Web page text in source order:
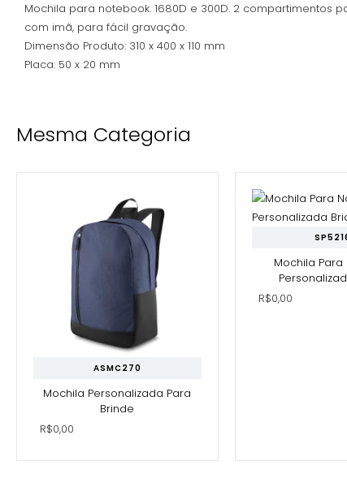
Mochila para notebook. 1680D e 300D. 2
com imã, para fácil gravação.
Dimensão Produto: 310 x 400 x 110 mm
Placa: 50 x 20 mm
Mesma Categoria
ASMC270
Mochila Personalizada Para
Brinde
R$0,00
Mochila
R$0,00